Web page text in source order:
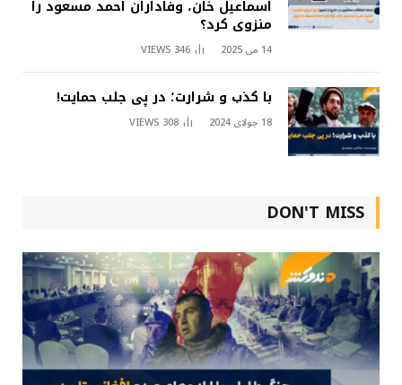
اسماعیل خان، وفاداران احمد مسعود را
منزوی کرد؟
14 می 2025 346
VIEWS
با کذب و شرارت؛ در پی جلب حمایت!
18 جولای 2024 308
VIEWS
DON'T MISS